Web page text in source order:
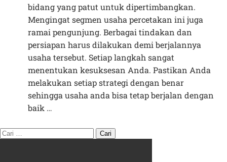
bidang yang patut untuk dipertimbangkan.
Mengingat segmen usaha percetakan ini juga
ramai pengunjung. Berbagai tindakan dan
persiapan harus dilakukan demi berjalannya
usaha tersebut. Setiap langkah sangat
menentukan kesuksesan Anda. Pastikan Anda
melakukan setiap strategi dengan benar
sehingga usaha anda bisa tetap berjalan dengan
baik …